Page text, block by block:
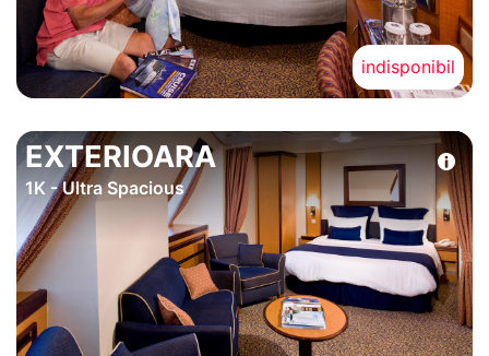
indisponibil
EXTERIOARA
1K - Ultra Spacious